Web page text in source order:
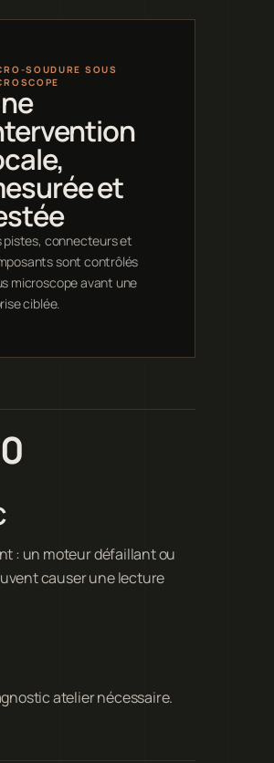
SOUDURE SOUS
et
pistes, connecteurs et
sont contrôlés
microscope avant une
ciblée.
: un moteur défaillant ou
causer une lecture
atelier nécessaire.